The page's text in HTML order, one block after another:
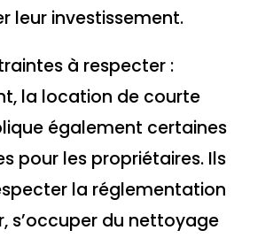
leur investissement.
à respecter :
la location de courte
également certaines
pour les propriétaires. Ils
la réglementation
s’occuper du nettoyage